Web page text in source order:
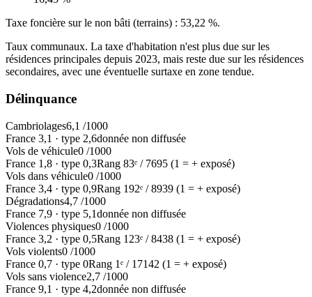
Taxe foncière sur le non bâti (terrains) : 53,22 %.
Taux communaux. La taxe d'habitation n'est plus due sur les
résidences principales depuis 2023, mais reste due sur les résidences
secondaires, avec une éventuelle surtaxe en zone tendue.
Délinquance
Cambriolages6,1 /1000
France 3,1 · type 2,6donnée non diffusée
Vols de véhicule0 /1000
France 1,8 · type 0,3Rang 83ᵉ / 7695 (1 = + exposé)
Vols dans véhicule0 /1000
France 3,4 · type 0,9Rang 192ᵉ /8939 (1 = + exposé)
Dégradations4,7 /1000
France 7,9 · type 5,1donnée non diffusée
Violences physiques0 /1000
France 3,2 · type 0,5Rang 123ᵉ /8438 (1 = + exposé)
Vols violents0 /1000
France 0,7 · type 0Rang 1ᵉ / 17142 (1 = + exposé)
Vols sans violence2,7 /1000
France 9,1 · type 4,2donnée non diffusée